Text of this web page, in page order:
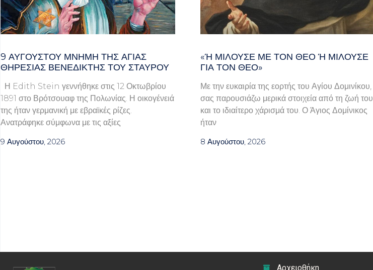
9 ΑΥΓΟΥΣΤΟΥ ΜΝΗΜΗ ΤΗΣ ΑΓΙΑΣ
ΘΗΡΕΣΙΑΣ ΒΕΝΕΔΙΚΤΗΣ ΤΟΥ ΣΤΑΥΡΟΥ
Η Edith Stein γεννήθηκε στις 12 Οκτωβρίου
1891 στο Βρότσουαφ της Πολωνίας. Η οικογένειά
της ήταν γερμανική με εβραϊκές ρίζες.
Ανατράφηκε σύμφωνα με τις αξίες
9 Αυγούστου, 2026
«Ή ΜΙΛΟΎΣΕ ΜΕ ΤΟΝ ΘΕΌ Ή ΜΙΛΟΎΣΕ ΓΙ
Α ΤΟΝ ΘΕΌ»
Με την ευκαιρία της εορτής του Αγίου Δομινίκου,
σας παρουσιάζω μερικά στοιχεία από τη ζωή του
και το ιδιαίτερο χάρισμά του. Ο Άγιος Δομίνικος
ήταν
8 Αυγούστου, 2026
Αρχειοθήκη